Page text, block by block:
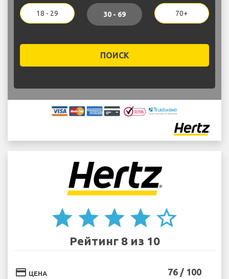
18 - 29 30 - 69 70+
ПОИСК
star star star star star_border
Рейтинг 8 из 10
credit_card ЦЕНА 76 / 100